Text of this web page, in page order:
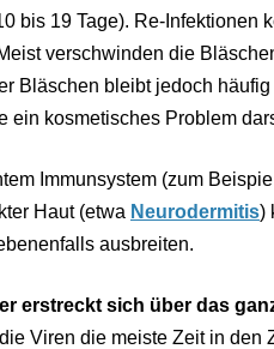
bis 19 Tage). Re-Infektionen
verschwinden die
Bläschen bleibt jedoch
ein kosmetisches Problem
Immunsystem (zum
Haut (etwa Neurodermitis)
ausbreiten.
erstreckt sich über das
Viren die meiste Zeit in den